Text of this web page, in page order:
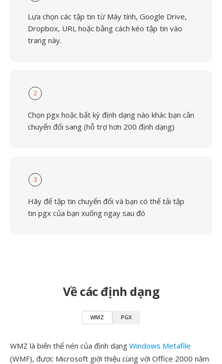
Lựa chọn các tập tin từ Máy tính, Google Drive,
Dropbox, URL hoặc bằng cách kéo tập tin vào
trang này.
2
Chọn pgx hoặc bất kỳ định dạng nào khác bạn cần
chuyển đổi sang (hỗ trợ hơn 200 định dạng)
3
Hãy để tập tin chuyển đổi và bạn có thể tải tập
tin pgx của bạn xuống ngay sau đó
Về các định dạng
WMZ PGX
WMZ là biến thể nén của định dạng Windows Metafile
(WMF), được Microsoft giới thiệu cùng với Office 2000 năm